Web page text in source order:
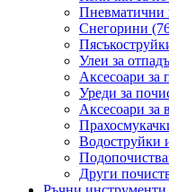
Пневматични
Снегорини
Улеи за
Аксесоари за
Уреди за
Аксесоари за
Водоструйки
Други